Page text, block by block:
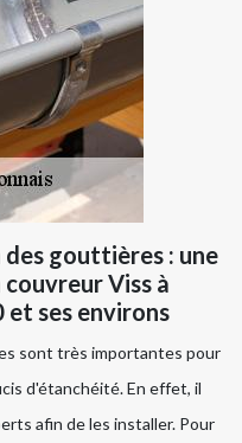
gouttières : une
Viss à
et ses environs
sont très importantes pour
d'étanchéité. En effet, il
afin de les installer. Pour